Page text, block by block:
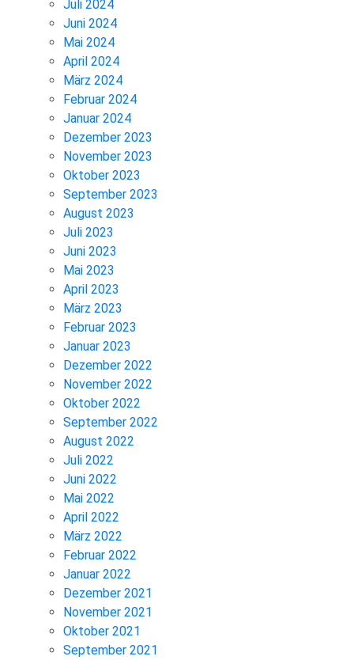
Juli 2024
Juni 2024
Mai 2024
April 2024
März 2024
Februar 2024
Januar 2024
Dezember 2023
November 2023
Oktober 2023
September 2023
August 2023
Juli 2023
Juni 2023
Mai 2023
April 2023
März 2023
Februar 2023
Januar 2023
Dezember 2022
November 2022
Oktober 2022
September 2022
August 2022
Juli 2022
Juni 2022
Mai 2022
April 2022
März 2022
Februar 2022
Januar 2022
Dezember 2021
November 2021
Oktober 2021
September 2021